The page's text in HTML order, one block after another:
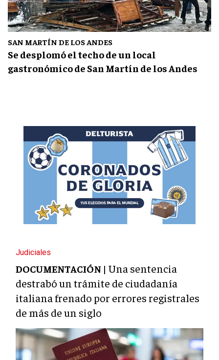
SAN MARTÍN DE LOS ANDES
Se desplomó el techo de un local
gastronómico de San Martín de los Andes
Judiciales
DOCUMENTACIÓN | Una sentencia
destrabó un trámite de ciudadanía
italiana frenado por errores registrales
de más de un siglo